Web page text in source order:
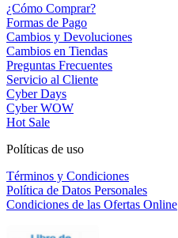
¿Cómo Comprar?
Formas de Pago
Cambios y Devoluciones
Cambios en Tiendas
Preguntas Frecuentes
Servicio al Cliente
Cyber Days
Cyber WOW
Hot Sale
Políticas de uso
Términos y Condiciones
Política de Datos Personales
Condiciones de las Ofertas Online